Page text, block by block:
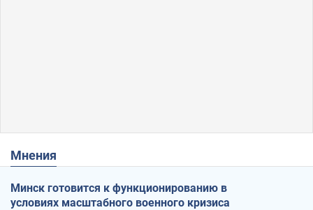
Мнения
Минск готовится к функционированию в
условиях масштабного военного кризиса